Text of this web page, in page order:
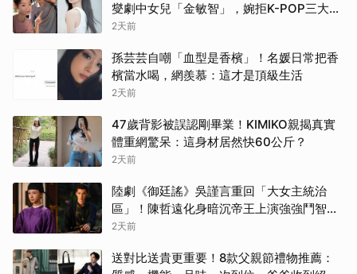
燮劇中女兒「金敏智」，婉拒K-POP三大巨
頭的清純顏值天才
2天前
孫芸芸自嘲「血型是香檳」！名媛日常把香
檳當水喝，網羨慕：這才是頂級生活
2天前
47歲背影被誤認剛畢業！KIMIKO親揭真實
體重網驚呆：這身材居然快60公斤？
2天前
陸劇《御廷謠》吳謹言重回「大女主統治
區」！陳哲遠化身暗沉帝王上演強強鬥智、
撕開官場血路
2天前
送對比送貴更重要！8款父親節禮物推薦：